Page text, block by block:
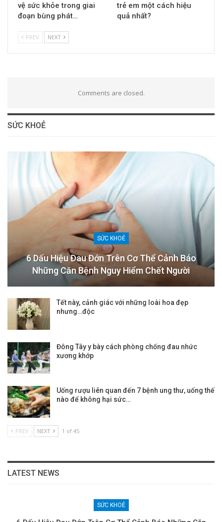
vệ sức khỏe trong giai
đoạn bùng phát…
trẻ em một cách hiệu
quả nhất?
PREV NEXT
Comments are closed.
SỨC KHOẺ
SỨC KHOẺ
6 Dấu Hiệu Đau Đớn Trên Cơ Thể Cảnh Báo
Những Căn Bệnh Nguy Hiểm Chết Người
Tết này, cảnh giác với những loài hoa đẹp
nhưng…độc
Đông Tây y bày cách phòng chống đau nhức
xương khớp
Uống rượu liên quan đến 7 bệnh ung thư, uống thế
nào để không hại sức…
PREV NEXT 1 of 45
LATEST NEWS
SỨC KHOẺ